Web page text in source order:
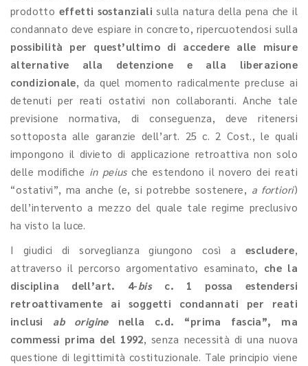
prodotto effetti sostanziali sulla natura della pena che il
condannato deve espiare in concreto, ripercuotendosi sulla
possibilità per quest’ultimo di accedere alle misure
alternative alla detenzione
e alla liberazione
condizionale, da quel momento radicalmente precluse ai
detenuti per reati ostativi non collaboranti. Anche tale
previsione normativa, di conseguenza, deve ritenersi
sottoposta alle garanzie dell’art. 25 c. 2 Cost., le quali
impongono il divieto di applicazione retroattiva non solo
delle modifiche in peiusche estendono il novero dei reati
“ostativi”, ma anche (e, si potrebbe sostenere, a fortiori)
dell’intervento a mezzo del quale tale regime preclusivo
ha visto la luce.
I giudici di sorveglianza giungono così a escludere,
attraverso il percorso argomentativo esaminato, che la
disciplina dell’art. 4-bisc. 1 possa estendersi
retroattivamente ai
soggetti condannati per reati
inclusi ab originenella c.d. “prima fascia”, ma
commessi prima del 1992, senza necessità di una nuova
questione di legittimità costituzionale. Tale principio viene